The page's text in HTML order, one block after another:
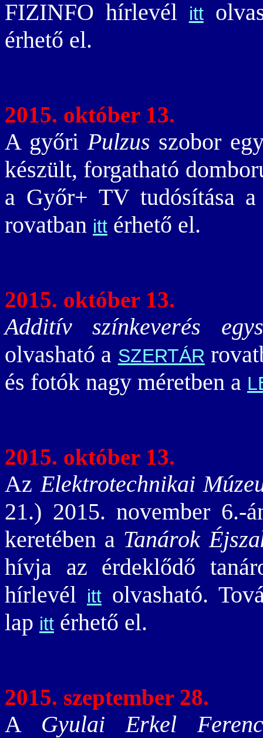
FIZINFO hírlevél
itt
érhető el.
2015. október 13.
A győriPulzus szobor
készült, forgatható
a Győr+ TV tudósítása
rovatban itt érhető el.
2015. október 13.
Additív színkeverés
olvasható a SZERTÁR
és fotók nagy méretben a
2015. október 13.
AzElektrotechnikai
21.) 2015. november 6.-
keretében a Tanárok
hívja az érdeklődő
hírlevél itt olvasható.
lap itt érhető el.
2015. szeptember 28.
A Gyulai Erkel